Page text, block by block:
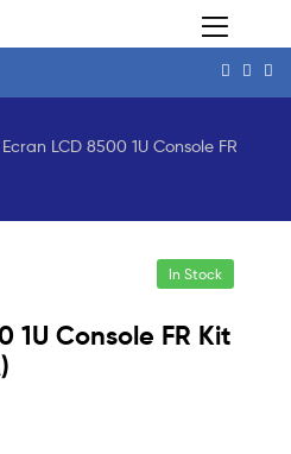
Ecran LCD 8500 1U Console FR
In Stock
1U Console FR Kit